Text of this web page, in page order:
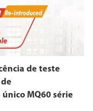
de teste
MQ60 série